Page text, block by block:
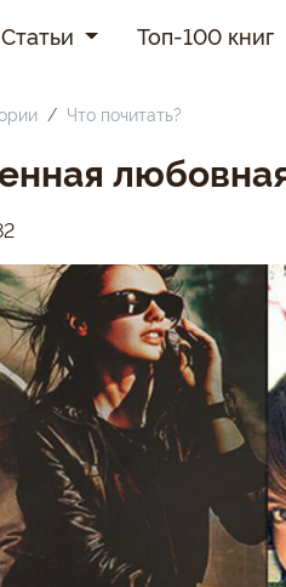
Статьи Топ-100 книг
Что почитать?